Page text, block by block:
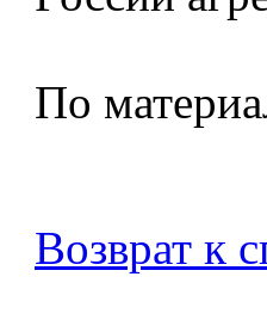
По
Возврат к